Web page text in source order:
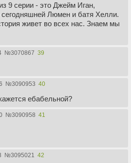
9 серии - это Джейм Иган,
сегодняшней Люмен и батя Хелли.
живет во всех нас. Знаем мы
№3070867 39
№3090953 40
ебабельной?
№3090958 41
№3095021 42